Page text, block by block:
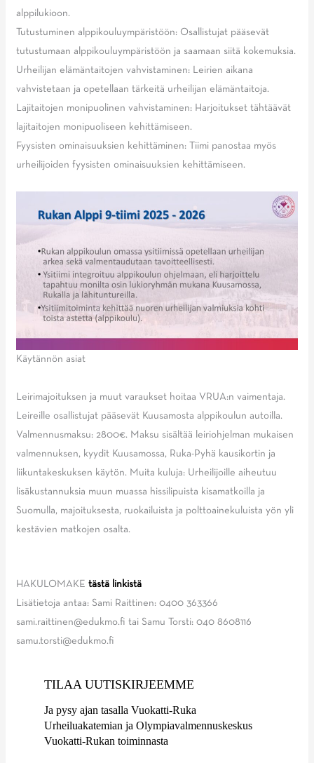
alppilukioon.
Tutustuminen alppikouluympäristöön: Osallistujat pääsevät
tutustumaan alppikouluympäristöön ja saamaan siitä kokemuksia.
Urheilijan elämäntaitojen vahvistaminen: Leirien aikana
vahvistetaan ja opetellaan tärkeitä urheilijan elämäntaitoja.
Lajitaitojen monipuolinen vahvistaminen: Harjoitukset tähtäävät
lajitaitojen monipuoliseen kehittämiseen.
Fyysisten ominaisuuksien kehittäminen: Tiimi panostaa myös
urheilijoiden fyysisten ominaisuuksien kehittämiseen.
Käytännön asiat
Leirimajoituksen ja muut varaukset hoitaa VRUA:n vaimentaja.
Leireille osallistujat pääsevät Kuusamosta alppikoulun autoilla.
Valmennusmaksu: 2800€. Maksu sisältää leiriohjelman mukaisen
valmennuksen, kyydit Kuusamossa, Ruka-Pyhä kausikortin ja
liikuntakeskuksen käytön. Muita kuluja: Urheilijoille aiheutuu
lisäkustannuksia muun muassa hissilipuista kisamatkoilla ja
Suomulla, majoituksesta, ruokailuista ja polttoainekuluista yön yli
kestävien matkojen osalta.
HAKULOMAKE tästä linkistä
Lisätietoja antaa: Sami Raittinen: 0400 363366
sami.raittinen@edukmo.fi tai Samu Torsti: 040 8608116
samu.torsti@edukmo.fi
TILAA UUTISKIRJEEMME
Ja pysy ajan tasalla Vuokatti-Ruka
Urheiluakatemian ja Olympiavalmennuskeskus
Vuokatti-Rukan toiminnasta